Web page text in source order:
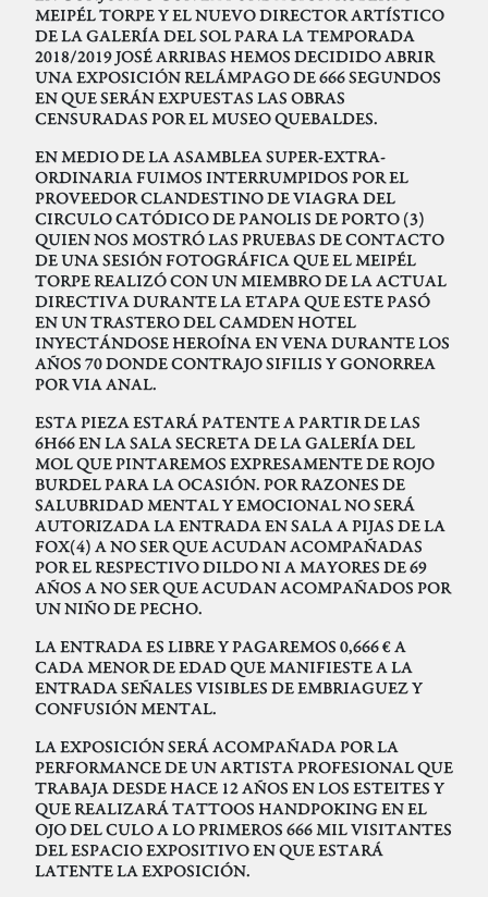
MEIPÉL TORPE Y EL NUEVO DIRECTOR ARTÍSTICO
DE LA GALERÍA DEL SOL PARA LA TEMPORADA
2018/2019 JOSÉ ARRIBAS HEMOS DECIDIDO ABRIR
UNA EXPOSICIÓN RELÁMPAGO DE 666 SEGUNDOS
EN QUE SERÁN EXPUESTAS LAS OBRAS
CENSURADAS POR EL MUSEO QUEBALDES.
EN MEDIO DE LA ASAMBLEA SUPER-EXTRA-
ORDINARIA FUIMOS INTERRUMPIDOS POR EL
PROVEEDOR CLANDESTINO DE VIAGRA DEL
CIRCULO CATÓDICO DE PANOLIS DE PORTO (3)
QUIEN NOS MOSTRÓ LAS PRUEBAS DE CONTACTO
DE UNA SESIÓN FOTOGRÁFICA QUE EL MEIPÉL
TORPE REALIZÓ CON UN MIEMBRO DE LA ACTUAL
DIRECTIVA DURANTE LA ETAPA QUE ESTE PASÓ
EN UN TRASTERO DEL CAMDEN HOTEL
INYECTÁNDOSE HEROÍNA EN VENA DURANTE LOS
AÑOS 70 DONDE CONTRAJO SIFILIS Y GONORREA
POR VIA ANAL.
ESTA PIEZA ESTARÁ PATENTE A PARTIR DE LAS
6H66 EN LA SALA SECRETA DE LA GALERÍA DEL
MOL QUE PINTAREMOS EXPRESAMENTE DE ROJO
BURDEL PARA LA OCASIÓN. POR RAZONES DE
SALUBRIDAD MENTAL Y EMOCIONAL NO SERÁ
AUTORIZADA LA ENTRADA EN SALA A PIJAS DE LA
FOX(4) A NO SER QUE ACUDAN ACOMPAÑADAS
POR EL RESPECTIVO DILDO NI A MAYORES DE 69
AÑOS A NO SER QUE ACUDAN ACOMPAÑADOS POR
UN NIÑO DE PECHO.
LA ENTRADA ES LIBRE Y PAGAREMOS 0,666 € A
CADA MENOR DE EDAD QUE MANIFIESTE A LA
ENTRADA SEÑALES VISIBLES DE EMBRIAGUEZ Y
CONFUSIÓN MENTAL.
LA EXPOSICIÓN SERÁ ACOMPAÑADA POR LA
PERFORMANCE DE UN ARTISTA PROFESIONAL QUE
TRABAJA DESDE HACE 12 AÑOS EN LOS ESTEITES Y
QUE REALIZARÁ TATTOOS HANDPOKING EN EL
OJO DEL CULO A LO PRIMEROS 666 MIL VISITANTES
DEL ESPACIO EXPOSITIVO EN QUE ESTARÁ
LATENTE LA EXPOSICIÓN.